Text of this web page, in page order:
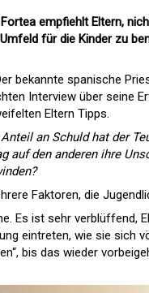
empfiehlt Eltern,
für die Kinder zu
bekannte spanische
Interview über seine
Eltern Tipps.
an Schuld hat der
auf den anderen ihre
Faktoren, die
Es ist sehr verblüffend,
eintreten, wie sie sich
bis das wieder